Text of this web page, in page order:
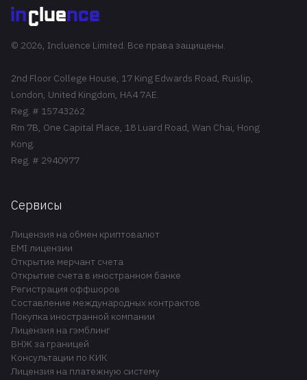
© 2026, Incluence Limited. Все права защищены.
2nd Floor College House, 17 King Edwards Road, Ruislip,
London, United Kingdom, HA4 7AE.
Reg. # 15743262
Rm 7B, One Capital Place, 18 Luard Road, Wan Chai, Hong
Kong.
Reg. # 2940977
Сервисы
Лицензия на обмен криптовалют
EMI лицензии
Открытие мерчант счета
Открытие счета в иностранном банке
Регистрация оффшоров
Составление международных контрактов
Покупка иностранной компании
Лицензия на гэмблинг
ВНЖ за границей
Консультации по КИК
Лицензия на платежную систему